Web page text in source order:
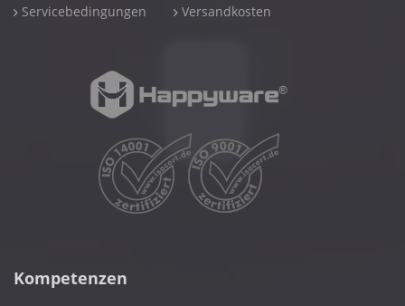
Servicebedingungen Versandkosten
Kompetenzen